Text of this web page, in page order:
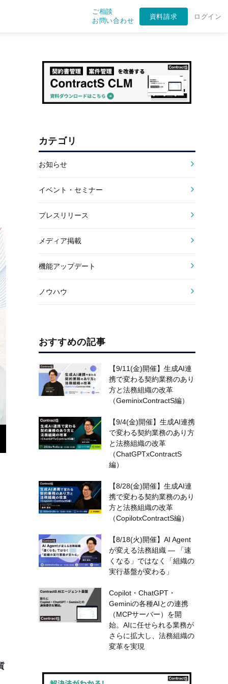
ご相談
お問い合わせ
資料請求 ログイン
カテゴリ
お知らせ
イベント・セミナー
プレスリリース
メディア掲載
機能アップデート
ノウハウ
おすすめの記事
【9/11(金)開催】生成AI連
携で変わる契約業務のあり
方と法務組織の改革
（GeminixContractS編）
【9/4(金)開催】生成AI連携
で変わる契約業務のあり方
と法務組織の改革
（ChatGPTxContractS
編）
【8/28(金)開催】生成AI連
携で変わる契約業務のあり
方と法務組織の改革
（CopilotxContractS編）
【8/18(火)開催】AI Agent
が変える法務組織 — 「速
くなる」ではなく「組織の
実行基盤が変わる」
Copilot・ChatGPT・
Geminiの各種AIとの連携
（MCPサーバー）を開
始。AIに任せられる業務が
さらに拡大し、法務組織の
変革を実現